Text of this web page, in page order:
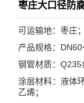
枣庄大口径防
可运输地：枣庄；
产品规格：DN60
钢管材质：Q235
涂层材料：液体
乙烯；